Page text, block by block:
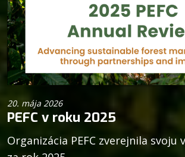
20. mája 2026
PEFC v roku 2025
Organizácia PEFC zverejnila svoju